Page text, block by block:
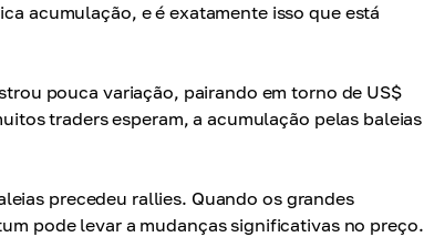
acumulação, e é exatamente isso que está
pouca variação, pairando em torno de US$
traders esperam, a acumulação pelas baleias
precedeu rallies. Quando os grandes
pode levar a mudanças significativas no preço.